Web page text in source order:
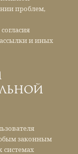
проблем,
и иных
законным
системах